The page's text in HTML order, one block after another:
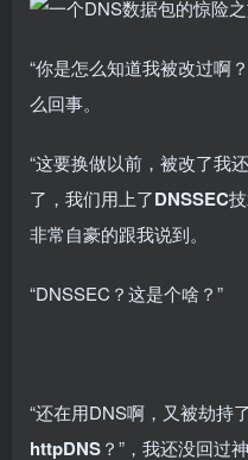
“你是怎么知道我被改过啊
么回事。
“这要换做以前，被改了我
了，我们用上了DNSSEC
非常自豪的跟我说到。
“DNSSEC？这是个啥？”
“还在用DNS啊，又被劫持
httpDNS？”，我还没回过